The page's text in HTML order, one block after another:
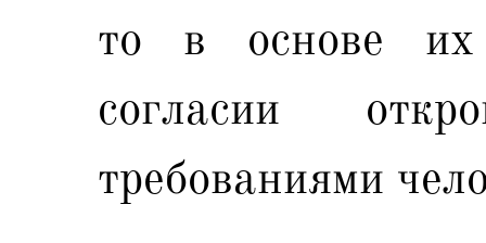
то в основе
согласии
требованиями